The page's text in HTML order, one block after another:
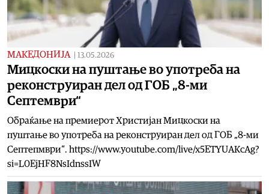
МАКЕДОНИЈА 13.05.2026
Мицкоски на пуштање во употреба на
реконструиран дел од ГОБ „8-ми
Септември“
Обраќање на премиерот Христијан Мицкоски на
пуштање во употреба на реконструиран дел од ГОБ „8-ми
Септепмври“. https://www.youtube.com/live/x5ETYUAKcAg?
si=L0EjHF8NsIdnssIW